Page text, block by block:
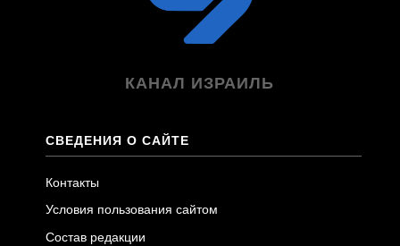
КАНАЛ ИЗРАИЛЬ
СВЕДЕНИЯ О САЙТЕ
Контакты
Условия пользования сайтом
Состав редакции